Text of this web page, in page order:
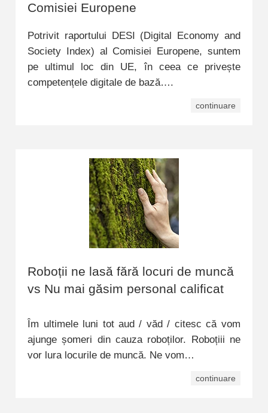
Comisiei Europene
Potrivit raportului DESI (Digital Economy and
Society Index) al Comisiei Europene, suntem
pe ultimul loc din UE, în ceea ce privește
competențele digitale de bază….
continuare
Roboții ne lasă fără locuri de muncă
vs Nu mai găsim personal calificat
Îm ultimele luni tot aud / văd / citesc că vom
ajunge șomeri din cauza roboților. Roboțiii ne
vor lura locurile de muncă. Ne vom…
continuare